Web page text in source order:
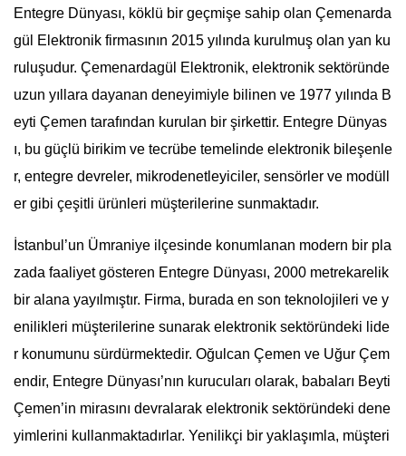
Entegre Dünyası, köklü bir geçmişe sahip olan Çemenarda
gül Elektronik firmasının 2015 yılında kurulmuş olan yan ku
ruluşudur. Çemenardagül Elektronik, elektronik sektöründe
uzun yıllara dayanan deneyimiyle bilinen ve 1977 yılında B
eyti Çemen tarafından kurulan bir şirkettir. Entegre Dünyas
ı, bu güçlü birikim ve tecrübe temelinde elektronik bileşenle
r, entegre devreler, mikrodenetleyiciler, sensörler ve modüll
er gibi çeşitli ürünleri müşterilerine sunmaktadır.
İstanbul’un Ümraniye ilçesinde konumlanan modern bir pla
zada faaliyet gösteren Entegre Dünyası, 2000 metrekarelik
bir alana yayılmıştır. Firma, burada en son teknolojileri ve y
enilikleri müşterilerine sunarak elektronik sektöründeki lide
r konumunu sürdürmektedir. Oğulcan Çemen ve Uğur Çem
endir, Entegre Dünyası’nın kurucuları olarak, babaları Beyti
Çemen’in mirasını devralarak elektronik sektöründeki dene
yimlerini kullanmaktadırlar. Yenilikçi bir yaklaşımla, müşteri